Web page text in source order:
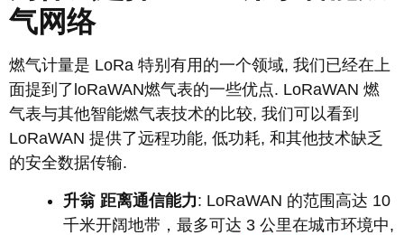
气网络
燃气计量是 LoRa 特别有用的一个领域, 我们已经在上
面提到了loRaWAN燃气表的一些优点. LoRaWAN 燃
气表与其他智能燃气表技术的比较, 我们可以看到
LoRaWAN 提供了远程功能, 低功耗, 和其他技术缺乏
的安全数据传输.
升翁 距离通信能力: LoRaWAN 的范围高达 10
千米开阔地带，最多可达 3 公里在城市环境中,